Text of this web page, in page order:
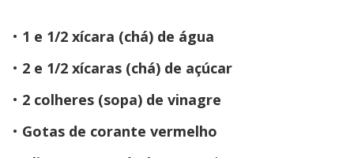
1 e 1/2 xícara (chá) de água
2 e 1/2 xícaras (chá) de açúcar
2 colheres (sopa) de vinagre
Gotas de corante vermelho